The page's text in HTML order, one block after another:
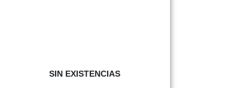
SIN EXISTENCIAS